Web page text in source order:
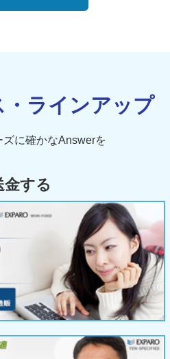
・ラインアップ
ズに確かなAnswerを
金する